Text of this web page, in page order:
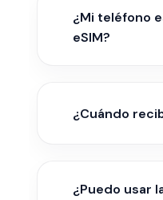
¿Mi teléfono
eSIM?
¿Cuándo
¿Puedo usar